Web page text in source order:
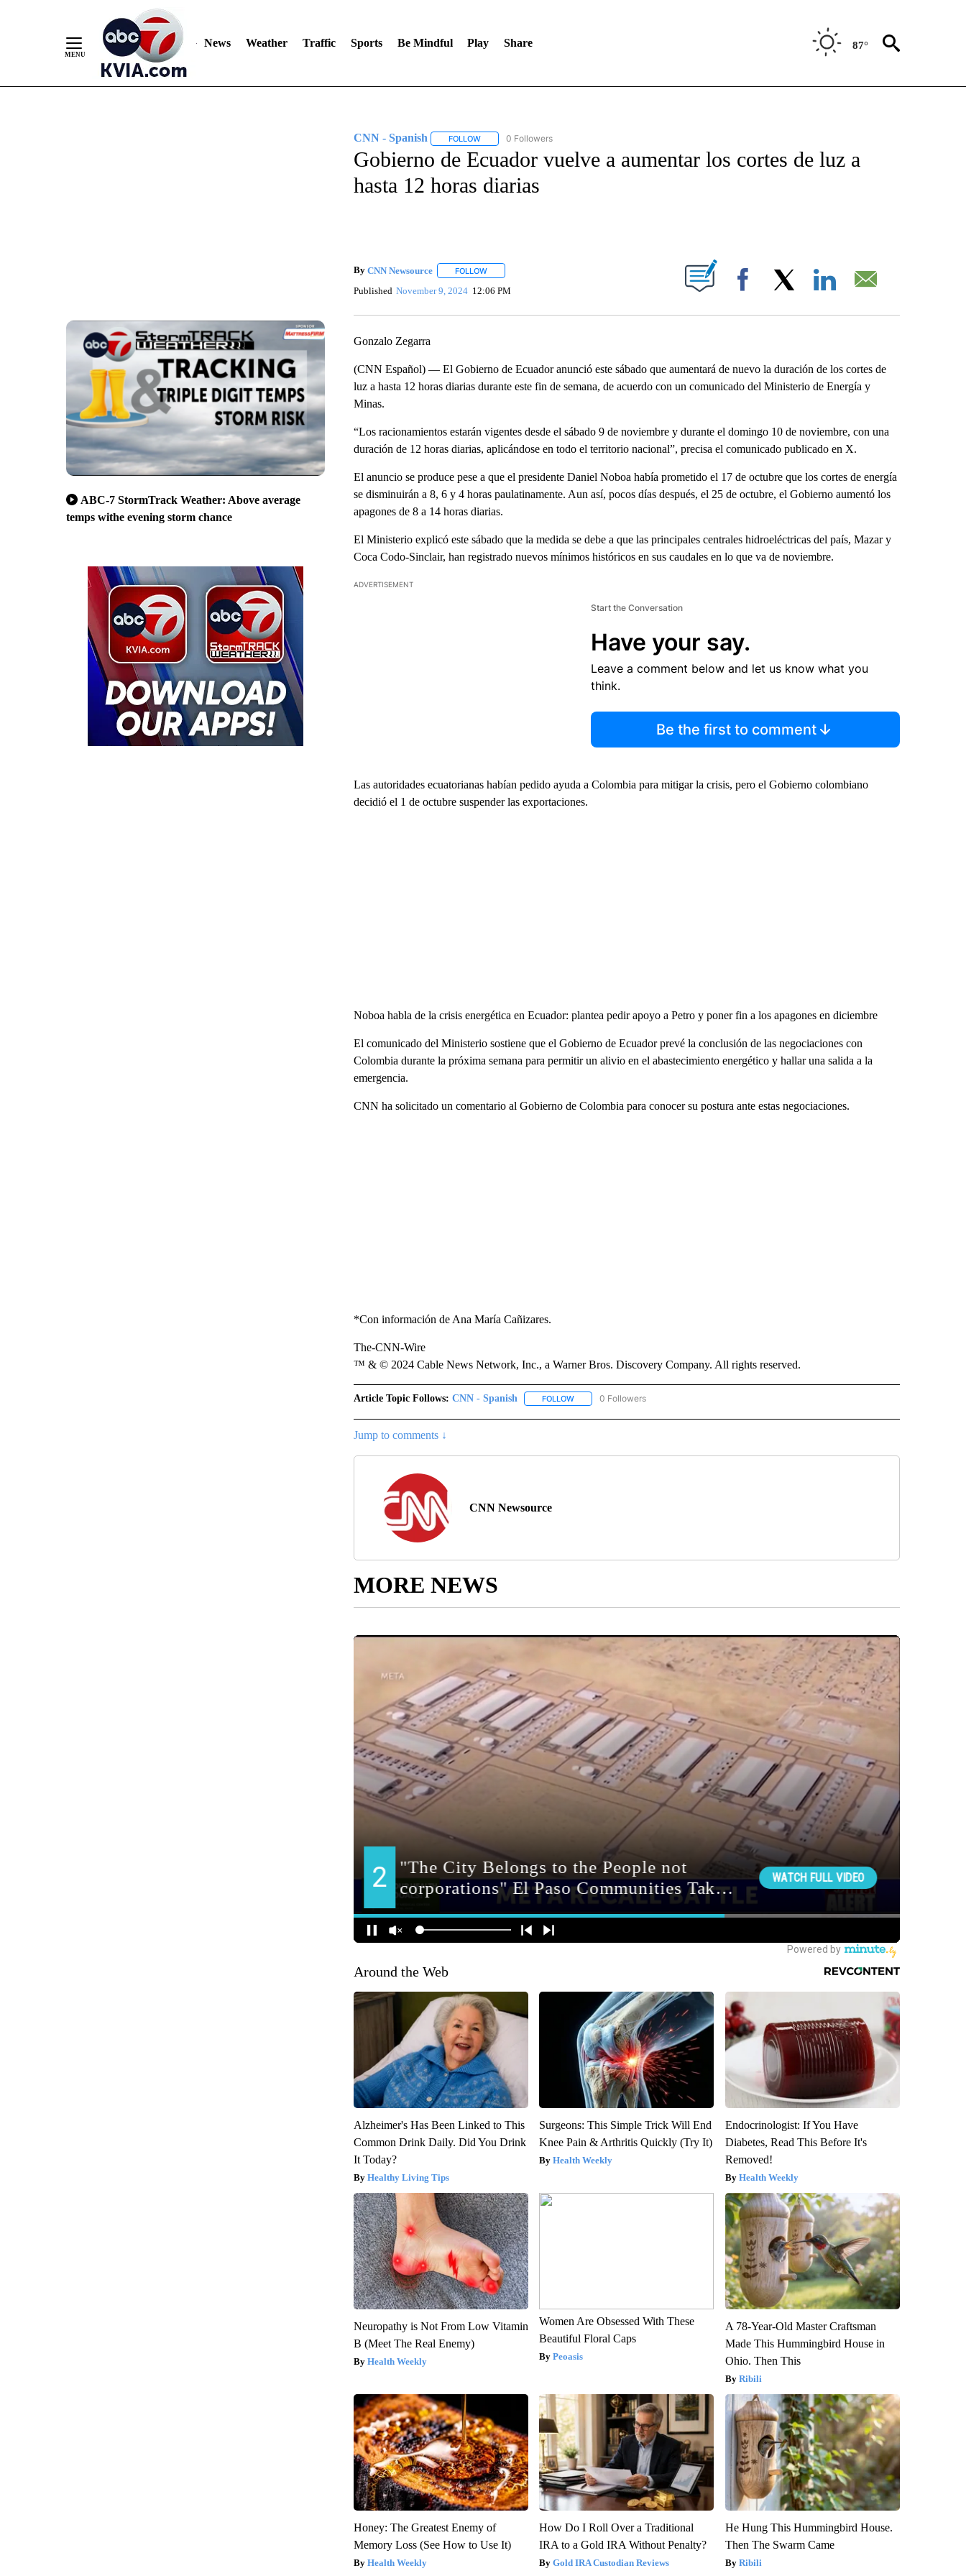
News Weather Traffic Sports Be Mindful Play Share 87°
ABC-7 StormTrack Weather: Above average
temps withe evening storm chance
CNN - Spanish FOLLOWFOLLOW "CNN - SPANISH" TO RECEIVE NOTIFICATIONS ABOUT NEW PAGES ON "CNN - SPANISH".
0 Followers
Gobierno de Ecuador vuelve a aumentar los cortes de luz a
hasta 12 horas diarias
By CNN Newsource FOLLOWFOLLOW "" TO RECEIVE NOTIFICATIONS ABOUT NEW PAGES ON "".
Published November 9, 2024 12:06 PM Facebook
Gonzalo Zegarra
(CNN Español) — El Gobierno de Ecuador anunció este sábado que aumentará de nuevo la duración de los cortes de
luz a hasta 12 horas diarias durante este fin de semana, de acuerdo con un comunicado del Ministerio de Energía y
Minas.
“Los racionamientos estarán vigentes desde el sábado 9 de noviembre y durante el domingo 10 de noviembre, con una
duración de 12 horas diarias, aplicándose en todo el territorio nacional”, precisa el comunicado publicado en X.
El anuncio se produce pese a que el presidente Daniel Noboa había prometido el 17 de octubre que los cortes de energía
se disminuirán a 8, 6 y 4 horas paulatinamente. Aun así, pocos días después, el 25 de octubre, el Gobierno aumentó los
apagones de 8 a 14 horas diarias.
El Ministerio explicó este sábado que la medida se debe a que las principales centrales hidroeléctricas del país, Mazar y
Coca Codo-Sinclair, han registrado nuevos mínimos históricos en sus caudales en lo que va de noviembre.
ADVERTISEMENT
Start the Conversation
Have your say.
Leave a comment below and let us know what you
think.
Be the first to comment
Las autoridades ecuatorianas habían pedido ayuda a Colombia para mitigar la crisis, pero el Gobierno colombiano
decidió el 1 de octubre suspender las exportaciones.
Noboa habla de la crisis energética en Ecuador: plantea pedir apoyo a Petro y poner fin a los apagones en diciembre
El comunicado del Ministerio sostiene que el Gobierno de Ecuador prevé la conclusión de las negociaciones con
Colombia durante la próxima semana para permitir un alivio en el abastecimiento energético y hallar una salida a la
emergencia.
CNN ha solicitado un comentario al Gobierno de Colombia para conocer su postura ante estas negociaciones.
*Con información de Ana María Cañizares.
The-CNN-Wire
™ & © 2024 Cable News Network, Inc., a Warner Bros. Discovery Company. All rights reserved.
Article Topic Follows: CNN - Spanish FOLLOWFOLLOW "CNN - SPANISH" TO RECEIVE NOTIFICATIONS ABOUT NEW PAGES ON "CNN - SPANISH".
0 Followers
Jump to comments ↓
CNN Newsource
MORE NEWS
Around the Web
Alzheimer's Has Been Linked to This
Common Drink Daily. Did You Drink
It Today?
Healthy Living Tips
Surgeons: This Simple Trick Will End
Knee Pain & Arthritis Quickly (Try It)
Health Weekly
Endocrinologist: If You Have
Diabetes, Read This Before It's
Removed!
Health Weekly
Neuropathy is Not From Low Vitamin
B (Meet The Real Enemy)
Health Weekly
Women Are Obsessed With These
Beautiful Floral Caps
Peoasis
A 78-Year-Old Master Craftsman
Made This Hummingbird House in
Ohio. Then This
Ribili
Honey: The Greatest Enemy of
Memory Loss (See How to Use It)
Health Weekly
How Do I Roll Over a Traditional
IRA to a Gold IRA Without Penalty?
Gold IRA Custodian Reviews
He Hung This Hummingbird House.
Then The Swarm Came
Ribili